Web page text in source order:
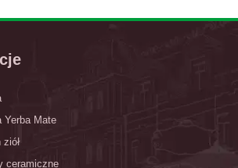
Yerba Mate
ceramiczne